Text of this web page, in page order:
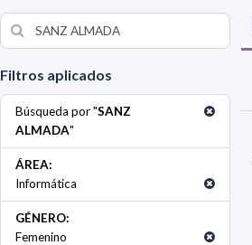
Filtros aplicados
Búsqueda por "SANZ
ALMADA"
ÁREA:
Informática
GÉNERO:
Femenino